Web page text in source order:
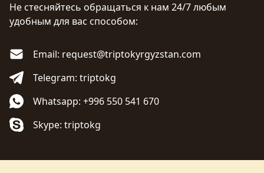
Не стесняйтесь обращаться к нам 24/7 любым
удобным для вас способом:
Email: request@triptokyrgyzstan.com
Telegram: triptokg
Whatsapp: +996 550 541 670
Skype: triptokg